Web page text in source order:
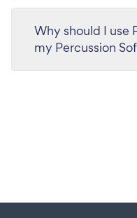
Why should I use
my Percussion